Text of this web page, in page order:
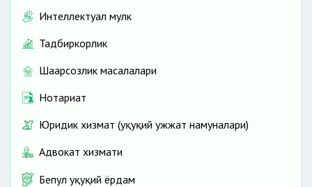
Интеллектуал мулк
Тадбиркорлик
Шаҳарсозлик масалалари
Нотариат
Юридик хизмат (ҳуқуқий ҳужжат намуналари)
Адвокат хизмати
Бепул ҳуқуқий ёрдам